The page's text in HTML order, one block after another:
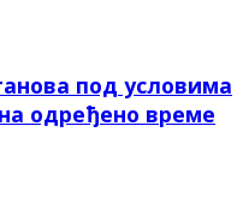
под условима
одређено време